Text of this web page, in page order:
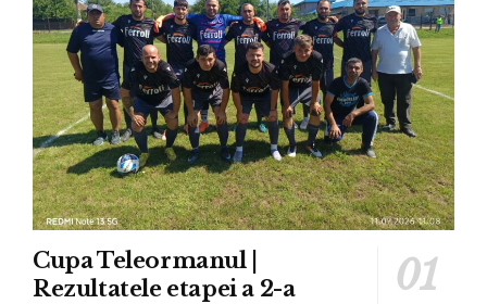
Cupa Teleormanul |
Rezultatele etapei a 2-a